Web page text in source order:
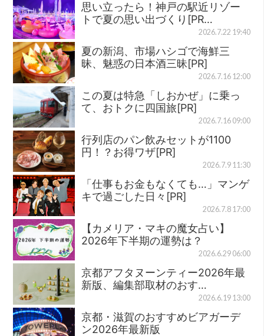
思い立ったら！神戸の駅近リゾー
トで夏の思い出づくり[PR…
2026.7.22 19:40
夏の新潟、市場ハシゴで海鮮三
昧、魅惑の日本酒三昧[PR]
2026.7.16 12:00
この夏は特急「しおかぜ」に乗っ
て、おトクに四国旅[PR]
2026.7.16 09:00
行列店のパン飲みセットが1100
円！？お得ワザ[PR]
2026.7.9 11:30
「仕事もお金もなくても…」マンゲ
キで過ごした日々[PR]
2026.7.8 17:00
【カメリア・マキの魔女占い】
2026年下半期の運勢は？
2026.6.29 06:00
京都アフタヌーンティー2026年最
新版、編集部取材のおす…
2026.6.19 13:00
京都・滋賀のおすすめビアガーデ
ン2026年最新版